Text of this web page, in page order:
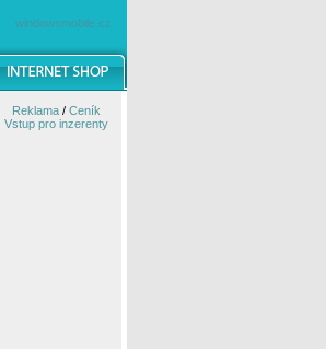
windowsmobile.cz
Reklama/ Ceník
Vstup pro inzerenty